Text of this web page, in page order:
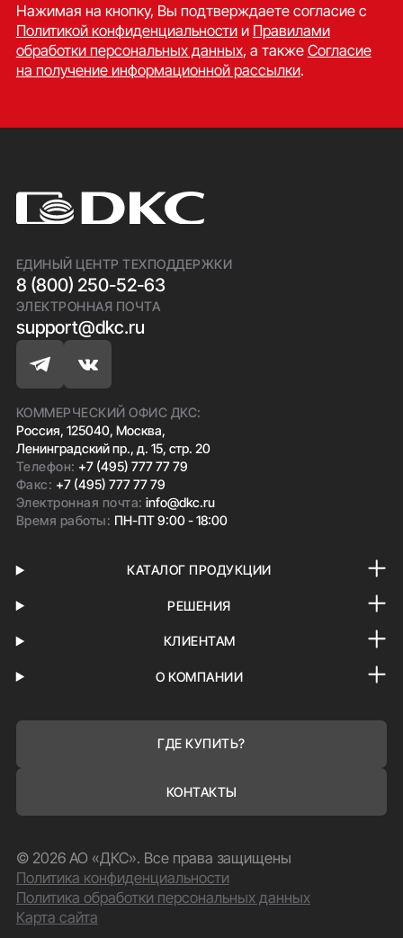
Нажимая на кнопку, Вы подтверждаете согласие c
Политикой конфиденциальностии Правилами
обработки персональных данных, а также Согласие
на получение информационной рассылки.
ЕДИНЫЙ ЦЕНТР ТЕХПОДДЕРЖКИ
8 (800) 250-52-63
ЭЛЕКТРОННАЯ ПОЧТА
support@dkc.ru
КОММЕРЧЕСКИЙ ОФИС ДКС:
Россия, 125040, Москва,
Ленинградский пр., д. 15, стр. 20
Телефон: +7 (495) 777 77 79
Факс: +7 (495) 777 77 79
Электронная почта:info@dkc.ru
Время работы: ПН-ПТ 9:00 - 18:00
КАТАЛОГ ПРОДУКЦИИ
РЕШЕНИЯ
КЛИЕНТАМ
О КОМПАНИИ
ГДЕ КУПИТЬ?
КОНТАКТЫ
© 2026 АО «ДКС». Все права защищены
Политика конфиденциальности
Политика обработки персональных данных
Карта сайта